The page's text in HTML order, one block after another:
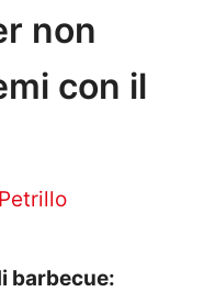
non
con il
barbecue: